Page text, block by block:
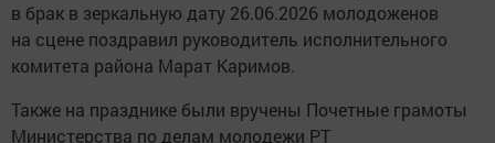
в брак в зеркальную дату 26.06.2026 молодоженов
на сцене поздравил руководитель исполнительного
комитета района Марат Каримов.
Также на празднике были вручены Почетные грамоты
Министерства по делам молодежи РТ